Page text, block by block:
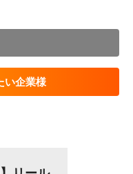
い企業様